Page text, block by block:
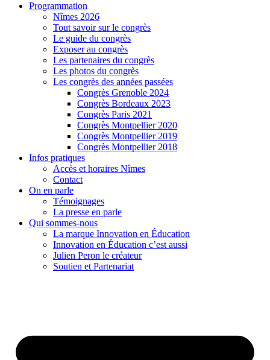
Programmation
Nîmes 2026
Tout savoir sur le congrès
Le guide du congrès
Exposer au congrès
Les partenaires du congrès
Les photos du congrès
Les congrès des années passées
Congrès Grenoble 2024
Congrès Bordeaux 2023
Congrès Paris 2021
Congrès Montpellier 2020
Congrès Montpellier 2019
Congrès Montpellier 2018
Infos pratiques
Accès et horaires Nîmes
Contact
On en parle
Témoignages
La presse en parle
Qui sommes-nous
La marque Innovation en Éducation
Innovation en Éducation c’est aussi
Julien Peron le créateur
Soutien et Partenariat